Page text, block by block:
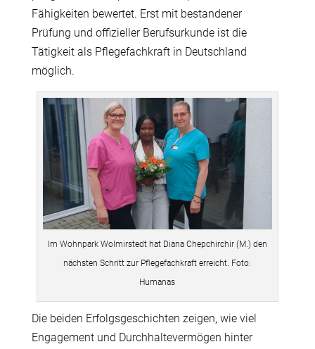
Fähigkeiten bewertet. Erst mit bestandener
Prüfung und offizieller Berufsurkunde ist die
Tätigkeit als Pflegefachkraft in Deutschland
möglich.
Im Wohnpark Wolmirstedt hat Diana Chepchirchir (M.) den
nächsten Schritt zur Pflegefachkraft erreicht. Foto:
Humanas
Die beiden Erfolgsgeschichten zeigen, wie viel
Engagement und Durchhaltevermögen hinter